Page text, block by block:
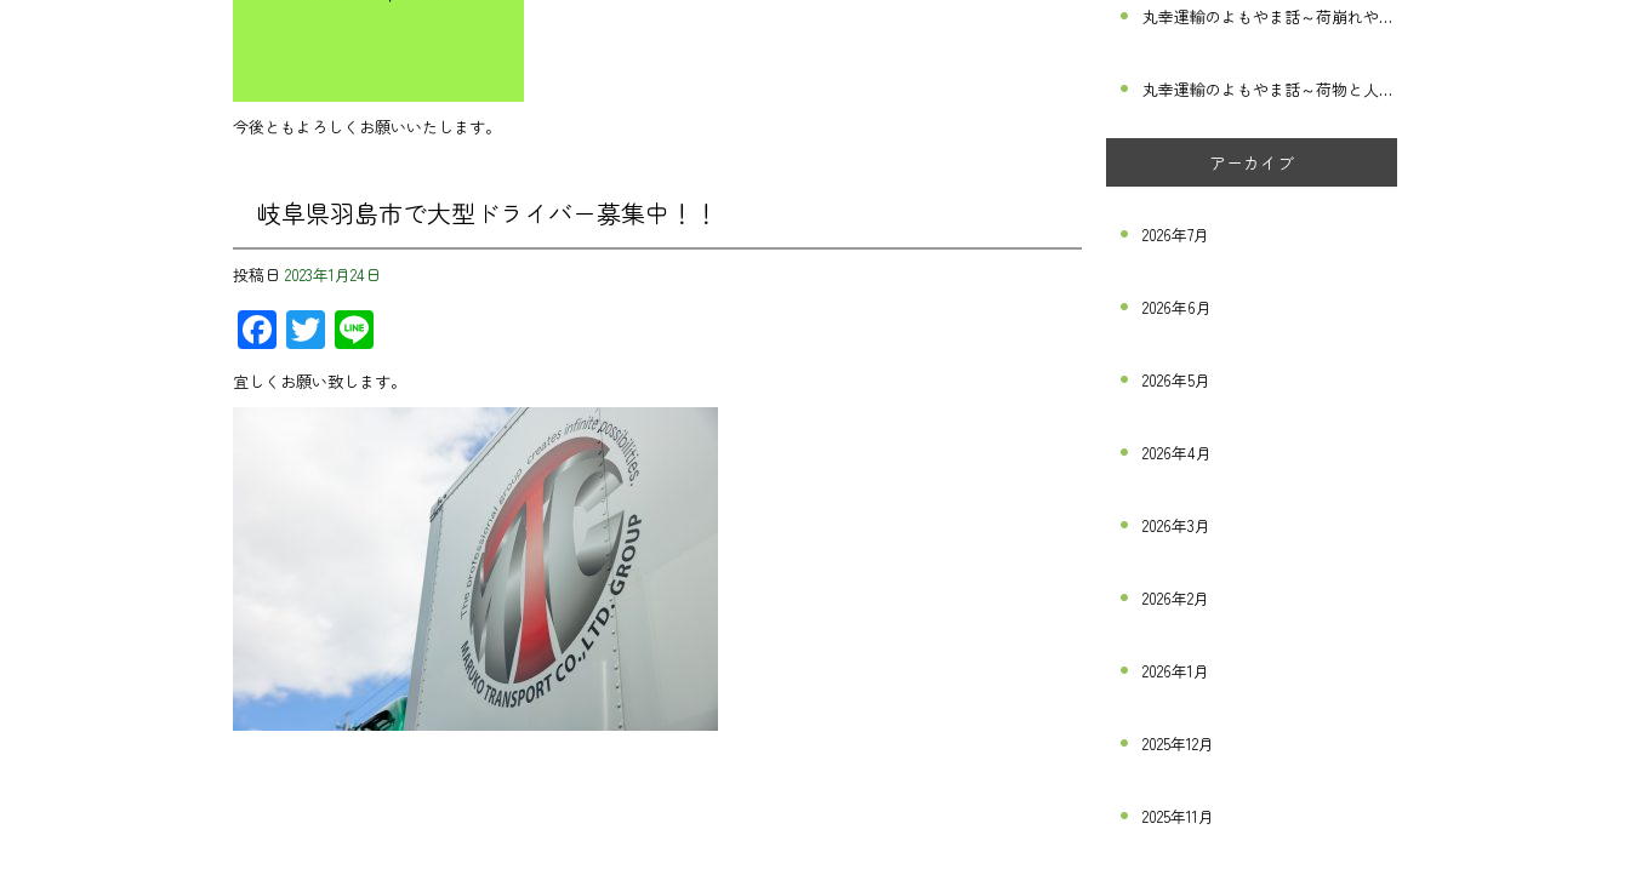
今後ともよろしくお願いいたします。
岐阜県羽島市で大型ドライバー募集中！！
投稿日 2023年1月24日
Facebook
Twitter
宜しくお願い致します。
丸幸運輸のよもやま話～荷崩れや破損を防ぐ～
丸幸運輸のよもやま話～荷物と人命を守る～
アーカイブ
2026年7月
2026年6月
2026年5月
2026年4月
2026年3月
2026年2月
2026年1月
2025年12月
2025年11月